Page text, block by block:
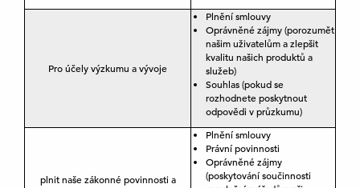
Pro účely výzkumu a vývoje
Plnění smlouvy
Oprávněné zájmy (porozumět
našim uživatelům a zlepšit
kvalitu našich produktů a
služeb)
Souhlas (pokud se
rozhodnete poskytnout
odpovědi v průzkumu)
plnit naše zákonné povinnosti a
Plnění smlouvy
Právní povinnosti
Oprávněné zájmy
(poskytování součinnosti